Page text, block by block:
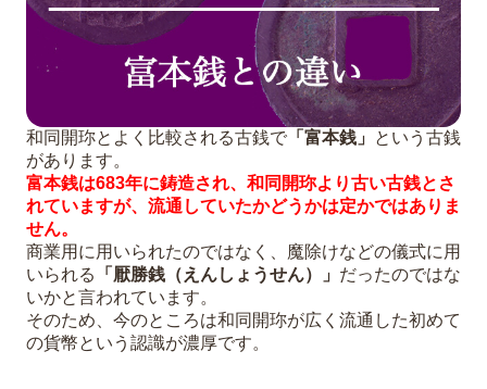
和同開珎とよく比較される古銭で 「富本銭」 という古銭
があります。
富本銭は683年に鋳造され、和同開珎より古い古銭とさ
れていますが、流通していたかどうかは定かではありま
せん。
商業用に用いられたのではなく、魔除けなどの儀式に用
いられる
「厭勝銭（えんしょうせん）」 だったのではな
いかと言われています。
そのため、今のところは和同開珎が広く流通した初めて
の貨幣という認識が濃厚です。